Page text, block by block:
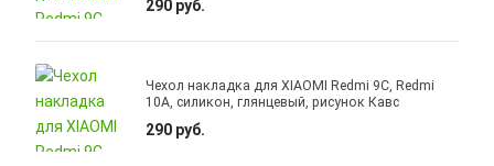
290 руб.
Чехол накладка для XIAOMI Redmi 9C, Redmi
10A, силикон, глянцевый, рисунок Кавс
290 руб.